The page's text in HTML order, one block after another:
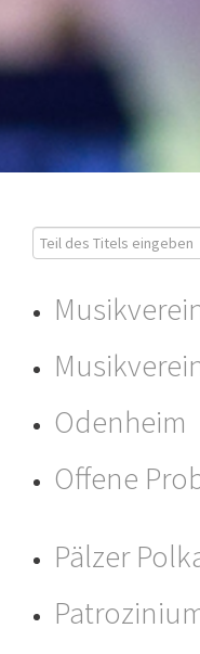
Teil des Titels eingeben
Odenheim
Offene
Pälzer